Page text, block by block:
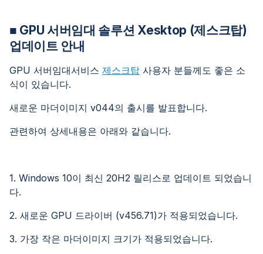
■ GPU 서버임대 솔루션 Xesktop (제스크탑)
업데이트 안내
GPU 서버임대서비스 제스크탑 사용자 분들께도 좋은 소
식이 있습니다.
새로운 마더이미지 v044의 출시를 발표합니다.
관련하여 상세내용은 아래와 같습니다.
1. Windows 10이 최신 20H2 릴리스로 업데이트 되었습니
다.
2. 새로운 GPU 드라이버 (v456.71)가 적용되었습니다.
3. 가장 작은 마더이미지 크기가 적용되었습니다.